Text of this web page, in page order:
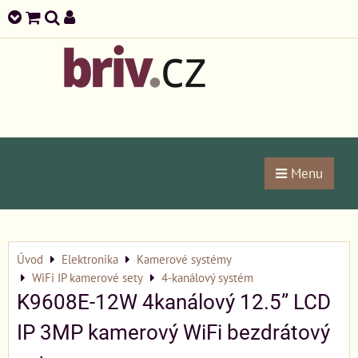
Menu
Úvod Elektronika
Kamerové systémy
WiFi IP kamerové sety
4-kanálový systém
K9608E-12W 4kanálový 12.5” LCD
IP 3MP kamerový WiFi bezdrátový